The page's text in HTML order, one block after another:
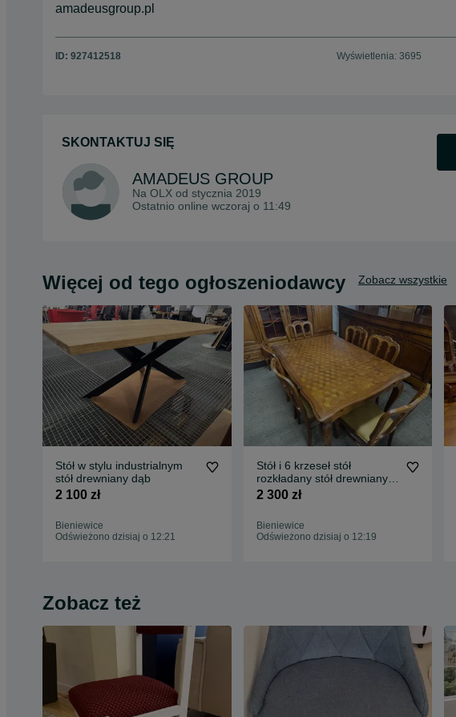
amadeusgroup.pl
ID: 927412518 Wyświetlenia: 3695
SKONTAKTUJ SIĘ
AMADEUS GROUP
Na OLX od stycznia 2019
Ostatnio online wczoraj o 11:49
Więcej od tego ogłoszeniodawcy Zobacz wszystkie
Stół w stylu industrialnym
stół drewniany dąb
2 100 zł
Bieniewice
Odświeżono dzisiaj o 12:21
Stół i 6 krzeseł stół
rozkładany stół drewniany
zestaw mebli dąb
2 300 zł
Bieniewice
Odświeżono dzisiaj o 12:19
Zobacz też